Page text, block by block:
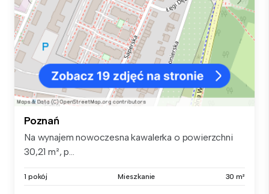
Poznań
Na wynajem nowoczesna kawalerka o powierzchni
30,21 m², p...
1 pokój Mieszkanie 30 m²